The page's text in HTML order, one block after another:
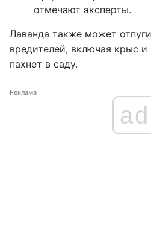
отмечают эксперты.
Лаванда также может
вредителей, включая крыс
пахнет в саду.
Реклама
ad